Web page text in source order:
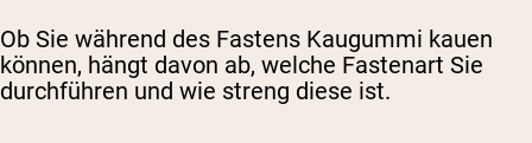
Ob Sie während des Fastens Kaugummi kauen
können, hängt davon ab, welche Fastenart Sie
durchführen und wie streng diese ist.